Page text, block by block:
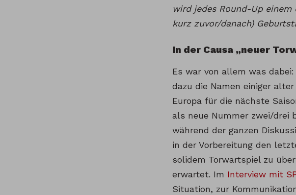
wird jedes Round-Up einem
kurz zuvor/danach)
In der Causa „neuer
Es war von allem was
dazu die Namen einiger
Europa für die nächste
als neue Nummer zwei/drei
während der ganzen
in der Vorbereitung den
solidem Torwartspiel zu
erwartet. Im Interview mit
Situation, zur